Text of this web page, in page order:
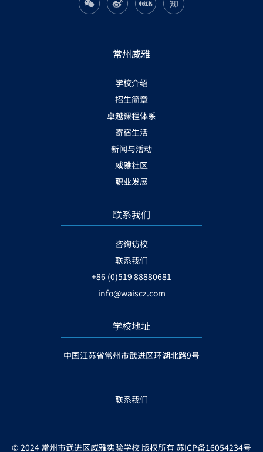
常州威雅
学校介绍
招生简章
卓越课程体系
寄宿生活
新闻与活动
威雅社区
职业发展
联系我们
咨询访校
联系我们
+86 (0)519 88880681
info@waiscz.com
学校地址
中国江苏省常州市武进区环湖北路9号
联系我们
© 2024 常州市武进区威雅实验学校 版权所有 苏ICP备16054234号